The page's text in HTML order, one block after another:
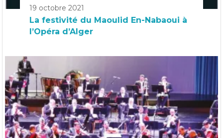
19 octobre 2021
La festivité du Maoulid En-Nabaoui à
l’Opéra d’Alger